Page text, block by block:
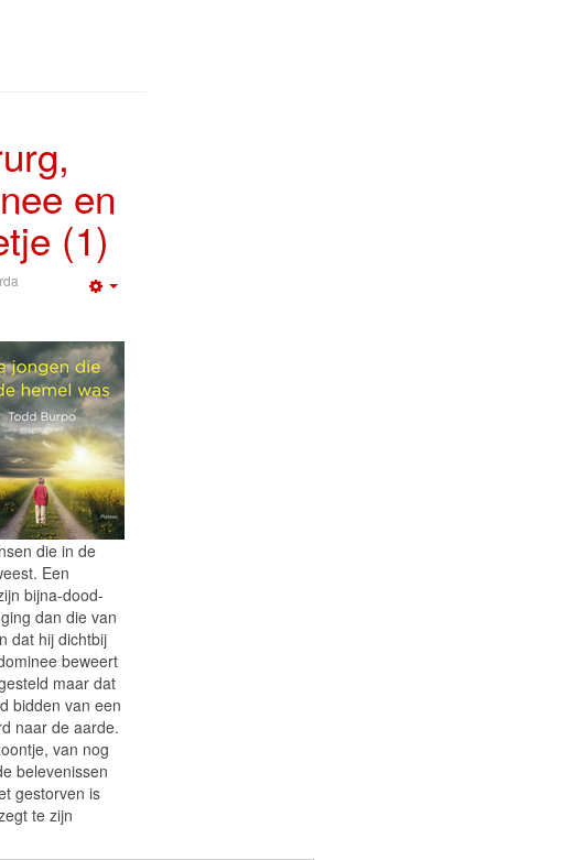
en
(1)
die in de
Een
bijna-dood-
dan die van
dat hij dichtbij
beweert
maar dat
bidden van een
naar de aarde.
van nog
belevenissen
gestorven is
te zijn